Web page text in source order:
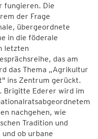
fungieren. Die
der Frage
übergeordnete
in die föderale
letzten
das am
das Thema „Agrikultur
ins Zentrum gerückt.
Brigitte Ederer wird im
nachgehen, wie
Tradition und
ob urbane